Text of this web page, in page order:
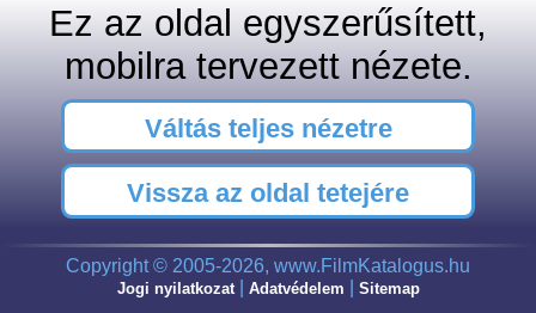
Ez az oldal egyszerűsített,
mobilra tervezett nézete.
Váltás teljes nézetre
Vissza az oldal tetejére
Copyright © 2005-2026, www.FilmKatalogus.hu
Jogi nyilatkozat| Adatvédelem Sitemap